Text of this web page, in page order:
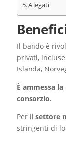
Allegati
Il bando è
privati,
Islanda,
È ammessa
consorzio.
Per il settore
stringenti di